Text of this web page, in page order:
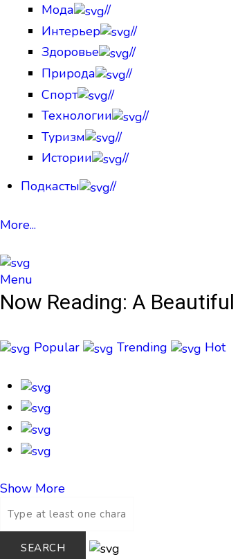
Мода
//
Интерьер
//
Здоровье
//
Природа
//
Спорт
//
Технологии
//
Туризм
//
Истории
//
Подкасты
//
More...
Menu
Now Reading: A
Popular Trending Hot
Show More